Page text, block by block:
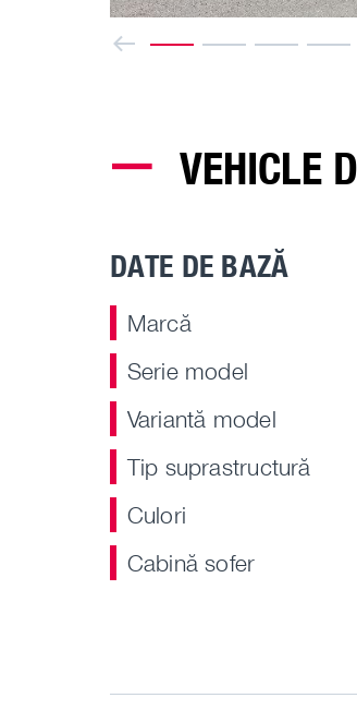
Previous
VEHICLE
DATE DE BAZĂ
Marcă
Serie model
Variantă model
Tip suprastructură
Culori
Cabină sofer